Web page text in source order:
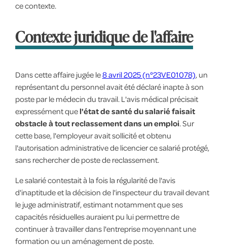
ce contexte.
Contexte juridique de l'affaire
Dans cette affaire jugée le8 avril 2025 (n°23VE01078), un
représentant du personnel avait été déclaré inapte à son
poste par le médecin du travail. L'avis médical précisait
expressément que l'état de santé du salarié faisait
obstacle à tout reclassement dans un emploi. Sur
cette base, l'employeur avait sollicité et obtenu
l'autorisation administrative de licencier ce salarié protégé,
sans rechercher de poste de reclassement.
Le salarié contestait à la fois la régularité de l'avis
d'inaptitude et la décision de l'inspecteur du travail devant
le juge administratif, estimant notamment que ses
capacités résiduelles auraient pu lui permettre de
continuer à travailler dans l'entreprise moyennant une
formation ou un aménagement de poste.